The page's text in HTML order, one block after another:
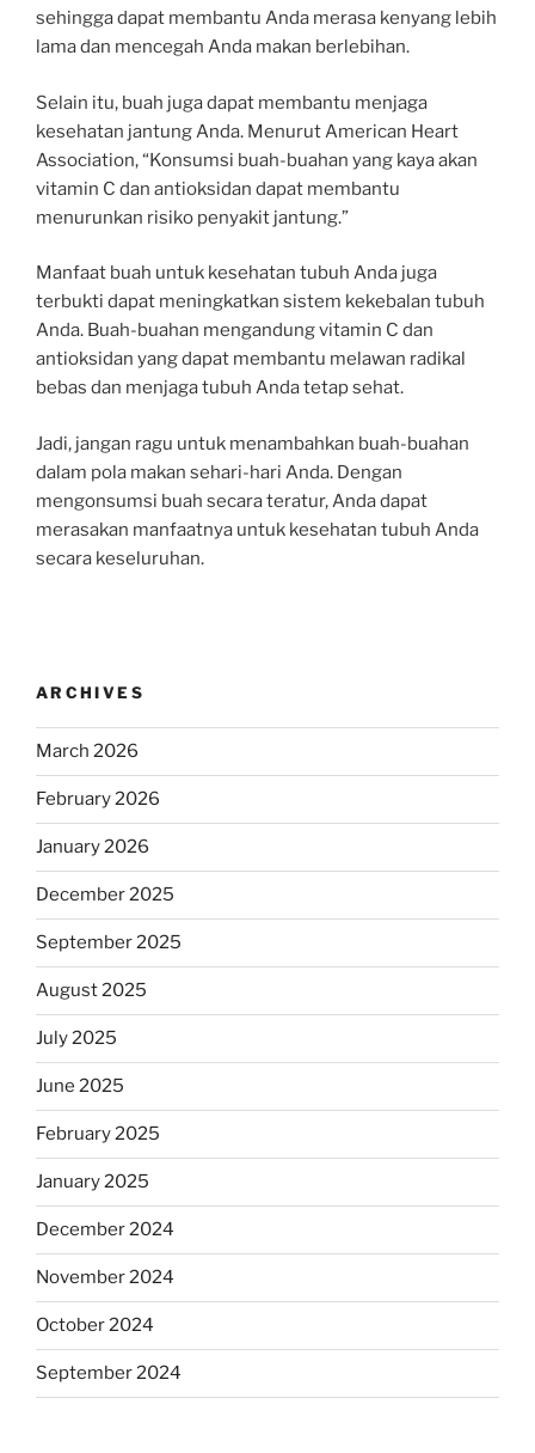
sehingga dapat membantu Anda merasa kenyang lebih
lama dan mencegah Anda makan berlebihan.
Selain itu, buah juga dapat membantu menjaga
kesehatan jantung Anda. Menurut American Heart
Association, “Konsumsi buah-buahan yang kaya akan
vitamin C dan antioksidan dapat membantu
menurunkan risiko penyakit jantung.”
Manfaat buah untuk kesehatan tubuh Anda juga
terbukti dapat meningkatkan sistem kekebalan tubuh
Anda. Buah-buahan mengandung vitamin C dan
antioksidan yang dapat membantu melawan radikal
bebas dan menjaga tubuh Anda tetap sehat.
Jadi, jangan ragu untuk menambahkan buah-buahan
dalam pola makan sehari-hari Anda. Dengan
mengonsumsi buah secara teratur, Anda dapat
merasakan manfaatnya untuk kesehatan tubuh Anda
secara keseluruhan.
ARCHIVES
March 2026
February 2026
January 2026
December 2025
September 2025
August 2025
July 2025
June 2025
February 2025
January 2025
December 2024
November 2024
October 2024
September 2024